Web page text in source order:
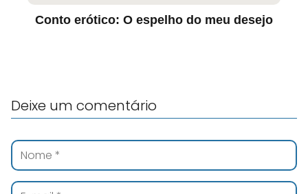
Conto erótico: O espelho do meu desejo
Deixe um comentário